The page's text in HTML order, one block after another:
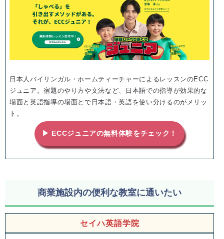
日本人バイリンガル・ホームティーチャーによるレッスンのECC
ジュニア。宿題のやり方や文法など、日本語での指導が効果的な
場面と英語指導の場面とで日本語・英語を使い分けるのがメリッ
ト。
▶ ECCジュニアの無料体験をチェック！
商業施設内の便利な教室に通いたい
セイハ英語学院